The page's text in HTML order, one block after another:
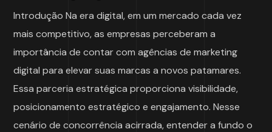
Introdução Na era digital, em um mercado cada vez
mais competitivo, as empresas perceberam a
importância de contar com agências de marketing
digital para elevar suas marcas a novos patamares.
Essa parceria estratégica proporciona visibilidade,
posicionamento estratégico e engajamento. Nesse
cenário de concorrência acirrada, entender a fundo o